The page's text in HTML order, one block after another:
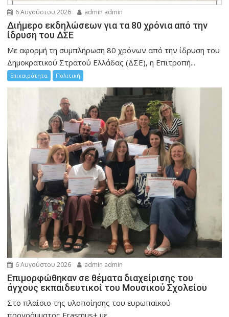
6 Αυγούστου 2026 admin admin
Διήμερο εκδηλώσεων για τα 80 χρόνια από την
ίδρυση του ΔΣΕ
Με αφορμή τη συμπλήρωση 80 χρόνων από την ίδρυση του
Δημοκρατικού Στρατού Ελλάδας (ΔΣΕ), η Επιτροπή...
Επικαιρότητα Πολιτική
6 Αυγούστου 2026 admin admin
Eπιμορφώθηκαν σε θέματα διαχείρισης του
άγχους εκπαιδευτικοί του Μουσικού Σχολείου
Στο πλαίσιο της υλοποίησης του ευρωπαϊκού